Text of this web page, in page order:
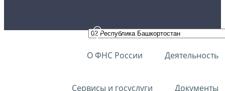
О ФНС России Деятельность
Сервисы и госуслуги Документы